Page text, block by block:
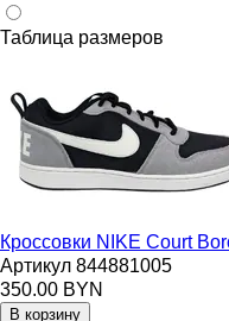
Таблица размеров
Кроссовки NIKE Court
Артикул 844881005
350.00 BYN